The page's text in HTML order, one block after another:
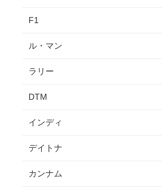
F1
ル・マン
ラリー
DTM
インディ
デイトナ
カンナム